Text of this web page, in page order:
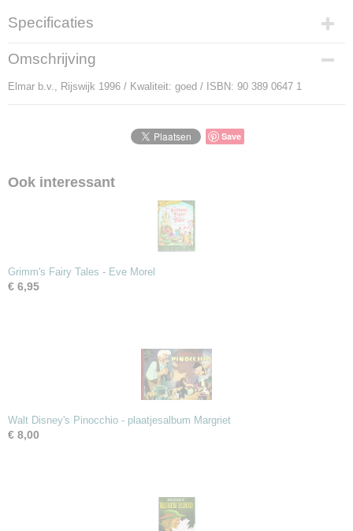
Specificaties
Productcode
P-912081
Bruto gewicht
Omschrijving
Elmar b.v., Rijswijk 1996 / Kwaliteit: goed / ISBN: 90 389 0647 1
Save
Ook interessant
Grimm's Fairy Tales - Eve Morel
€ 6,95
Walt Disney's Pinocchio - plaatjesalbum Margriet
€ 8,00